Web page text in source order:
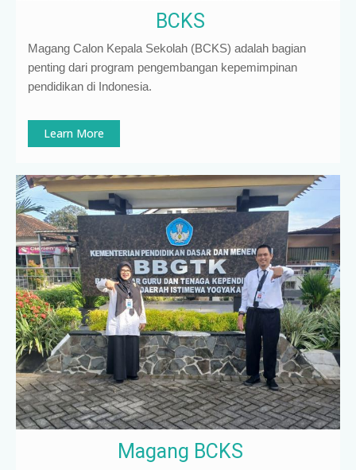
BCKS
Magang Calon Kepala Sekolah (BCKS) adalah bagian
penting dari program pengembangan kepemimpinan
pendidikan di Indonesia.
Learn More
Magang BCKS